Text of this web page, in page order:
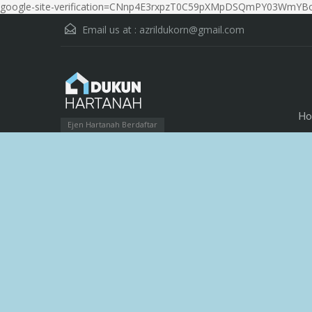
google-site-
Email us at : azrildukorn@gmail.com
Ejen Hartanah Berdaftar